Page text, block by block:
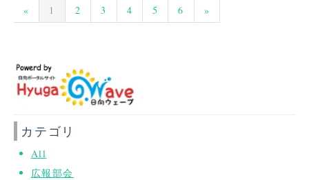
« 1 2 3 4 5 6 »
カテゴリ
All
広報部会